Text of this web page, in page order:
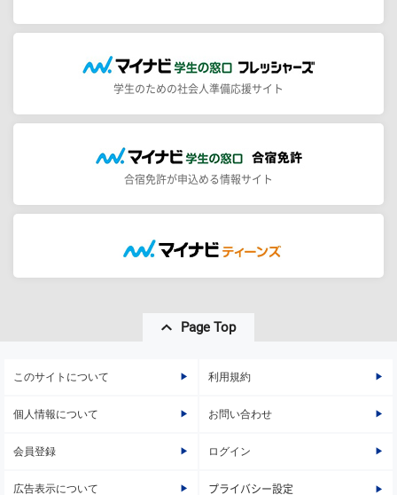
学生のための社会人準備応援サイト
合宿免許が申込める情報サイト
Page Top
このサイトについて 利用規約
個人情報について お問い合わせ
会員登録 ログイン
広告表示について プライバシー設定